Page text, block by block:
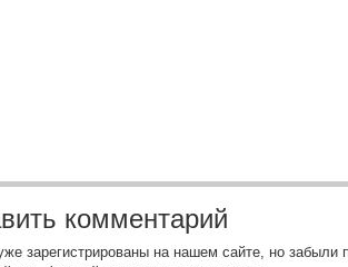
комментарий
зарегистрированы на нашем сайте, но